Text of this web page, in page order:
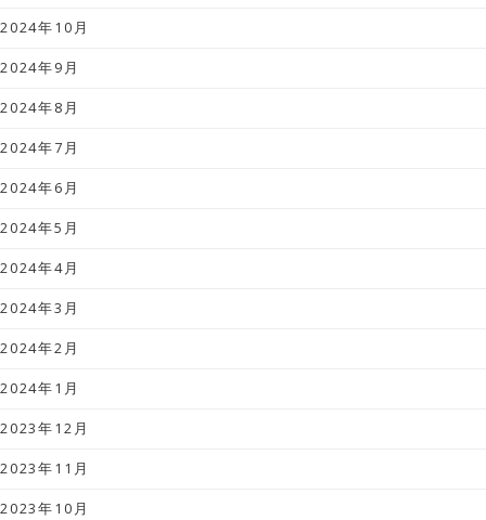
2024年10月
2024年9月
2024年8月
2024年7月
2024年6月
2024年5月
2024年4月
2024年3月
2024年2月
2024年1月
2023年12月
2023年11月
2023年10月